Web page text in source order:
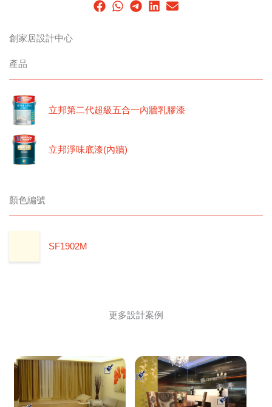
創家居設計中心
產品
立邦第二代超級五合一內牆乳膠漆
立邦淨味底漆(內牆)
顏色編號
SF1902M
更多設計案例